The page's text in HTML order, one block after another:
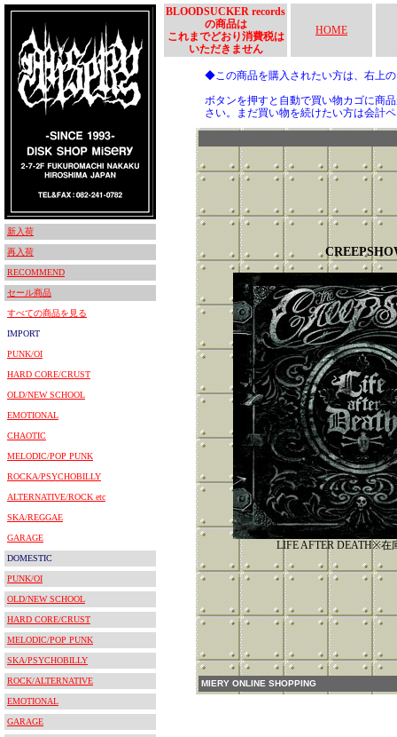
新入荷
再入荷
RECOMMEND
セール商品
すべての商品を見る
IMPORT
PUNK/OI
HARD CORE/CRUST
OLD/NEW SCHOOL
EMOTIONAL
CHAOTIC
MELODIC/POP PUNK
ROCKA/PSYCHOBILLY
ALTERNATIVE/ROCK etc
SKA/REGGAE
GARAGE
DOMESTIC
PUNK/OI
OLD/NEW SCHOOL
HARD CORE/CRUST
MELODIC/POP PUNK
SKA/PSYCHOBILLY
ROCK/ALTERNATIVE
EMOTIONAL
GARAGE
BLOODSUCKER records
の商品は
これまでどおり消費税は
いただきません
HOME
◆この商品を購入されたい方は、右上
ボタンを押すと自動で買い物カゴに商
さい。まだ買い物を続けたい方は会計
LIFE AFTER DEATH※
MIERY ONLINE SHOPPING